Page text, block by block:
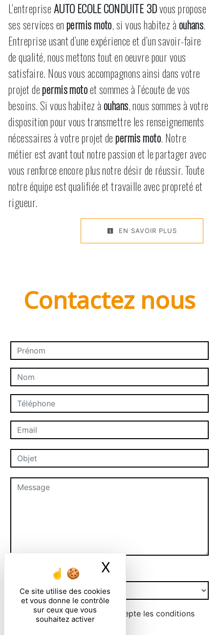
Ce site utilise des cookies
et vous donne le contrôle
sur ceux que vous
souhaitez activer
X
L’entreprise AUTO ECOLE CONDUITE 3Dvous propose
ses services enpermis moto, si vous habitez àouhans.
Entreprise usant d’une expérience et d’un savoir-faire
de qualité, nous mettons tout en oeuvre pour vous
satisfaire. Nous vous accompagnons ainsi dans votre
projet depermis motoet sommes à l’écoute de vos
besoins. Si vous habitez àouhans, nous sommes à votre
disposition pour vous transmettre les renseignements
nécessaires à votre projet depermis moto. Notre
métier est avant tout notre passion et le partager avec
vous renforce encore plus notre désir de réussir. Toute
notre équipe est qualifiée et travaille avec propreté et
rigueur.
EN SAVOIR PLUS
Contactez nous
Combien font zero plus un
En cochant cette case, j'accepte les conditions
particulières ci-dessous **